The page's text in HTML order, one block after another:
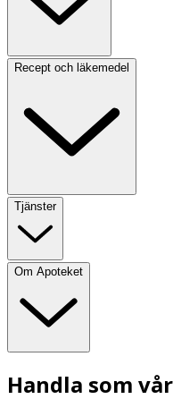
Recept och läkemedel
Tjänster
Om Apoteket
Handla som